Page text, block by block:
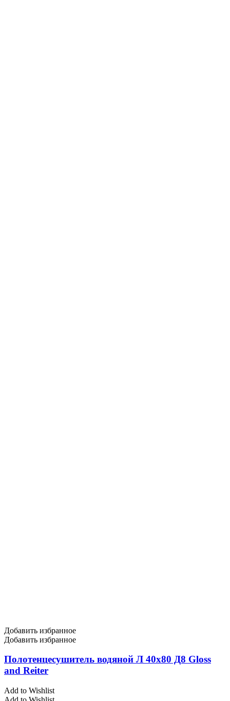
Добавить избранное
Добавить избранное
Полотенцесушитель водяной Л 40х80 Д8 Gloss
and Reiter
Add to Wishlist